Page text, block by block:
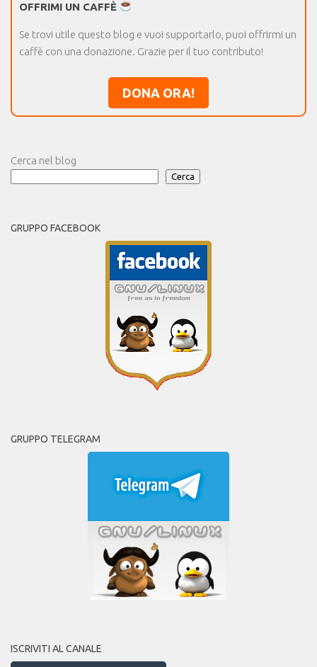
OFFRIMI UN CAFFÈ
Se trovi utile questo blog e vuoi supportarlo, puoi offrirmi un
caffè con una donazione. Grazie per il tuo contributo!
DONA ORA!
Cerca nel blog
Cerca
GRUPPO FACEBOOK
GRUPPO TELEGRAM
ISCRIVITI AL CANALE